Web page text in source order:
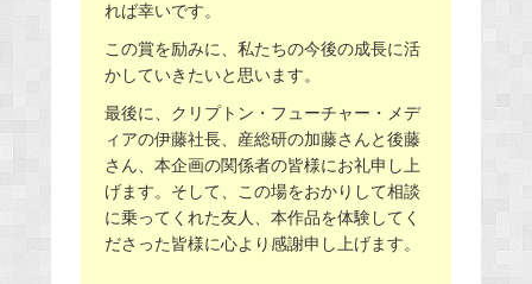
れば幸いです。
この賞を励みに、私たちの今後の成長に活
かしていきたいと思います。
最後に、クリプトン・フューチャー・メデ
ィアの伊藤社長、産総研の加藤さんと後藤
さん、本企画の関係者の皆様にお礼申し上
げます。そして、この場をおかりして相談
に乗ってくれた友人、本作品を体験してく
ださった皆様に心より感謝申し上げます。